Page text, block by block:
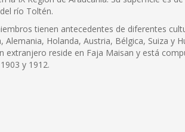
río Toltén.
tienen antecedentes de diferentes
Holanda, Austria, Bélgica, Suiza y
extranjero reside en Faja Maisan y está
y 1912.